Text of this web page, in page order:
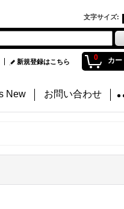
文字サイズ:
0 カ
新規登録はこちら
New お問い合わせ